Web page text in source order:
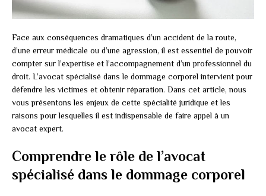
Face aux conséquences dramatiques d’un accident de la route,
d’une erreur médicale ou d’une agression, il est essentiel de pouvoir
compter sur l’expertise et l’accompagnement d’un professionnel du
droit. L’avocat spécialisé dans le dommage corporel intervient pour
défendre les victimes et obtenir réparation. Dans cet article, nous
vous présentons les enjeux de cette spécialité juridique et les
raisons pour lesquelles il est indispensable de faire appel à un
avocat expert.
Comprendre le rôle de l’avocat
spécialisé dans le dommage corporel